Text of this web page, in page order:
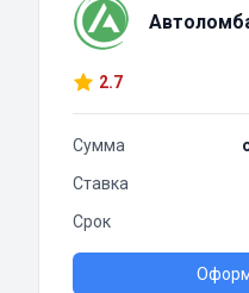
2.7
Сумма
Ставка
Срок